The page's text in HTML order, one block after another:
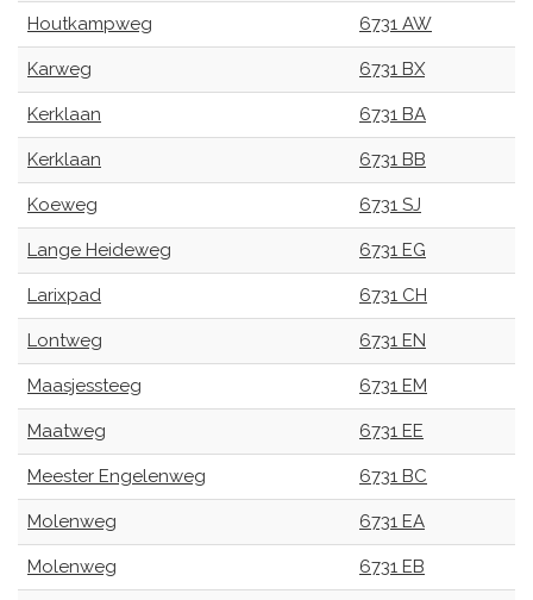
Houtkampweg 6731 AW
Karweg 6731 BX
Kerklaan 6731 BA
Kerklaan 6731 BB
Koeweg 6731 SJ
Lange Heideweg 6731 EG
Larixpad 6731 CH
Lontweg 6731 EN
Maasjessteeg 6731 EM
Maatweg 6731 EE
Meester Engelenweg 6731 BC
Molenweg 6731 EA
Molenweg 6731 EB